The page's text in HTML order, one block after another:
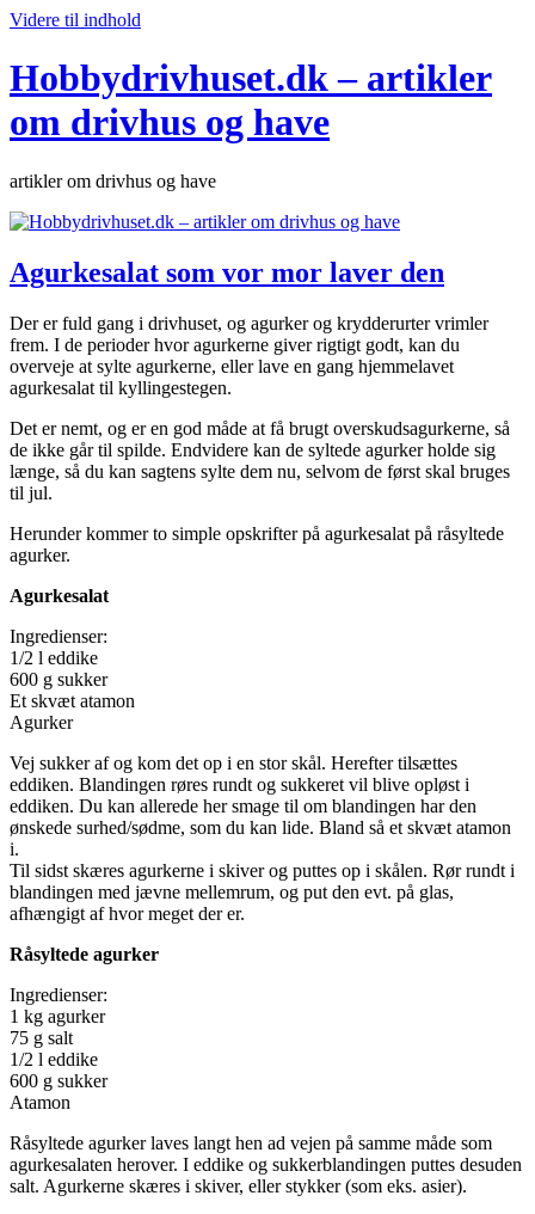
Videre til indhold
Hobbydrivhuset.dk – artikler
om drivhus og have
artikler om drivhus og have
Agurkesalat som vor mor laver den
Der er fuld gang i drivhuset, og agurker og krydderurter vrimler
frem. I de perioder hvor agurkerne giver rigtigt godt, kan du
overveje at sylte agurkerne, eller lave en gang hjemmelavet
agurkesalat til kyllingestegen.
Det er nemt, og er en god måde at få brugt overskudsagurkerne, så
de ikke går til spilde. Endvidere kan de syltede agurker holde sig
længe, så du kan sagtens sylte dem nu, selvom de først skal bruges
til jul.
Herunder kommer to simple opskrifter på agurkesalat på råsyltede
agurker.
Agurkesalat
Ingredienser:
1/2 l eddike
600 g sukker
Et skvæt atamon
Agurker
Vej sukker af og kom det op i en stor skål. Herefter tilsættes
eddiken. Blandingen røres rundt og sukkeret vil blive opløst i
eddiken. Du kan allerede her smage til om blandingen har den
ønskede surhed/sødme, som du kan lide. Bland så et skvæt atamon
i.
Til sidst skæres agurkerne i skiver og puttes op i skålen. Rør rundt i
blandingen med jævne mellemrum, og put den evt. på glas,
afhængigt af hvor meget der er.
Råsyltede agurker
Ingredienser:
1 kg agurker
75 g salt
1/2 l eddike
600 g sukker
Atamon
Råsyltede agurker laves langt hen ad vejen på samme måde som
agurkesalaten herover. I eddike og sukkerblandingen puttes desuden
salt. Agurkerne skæres i skiver, eller stykker (som eks. asier).